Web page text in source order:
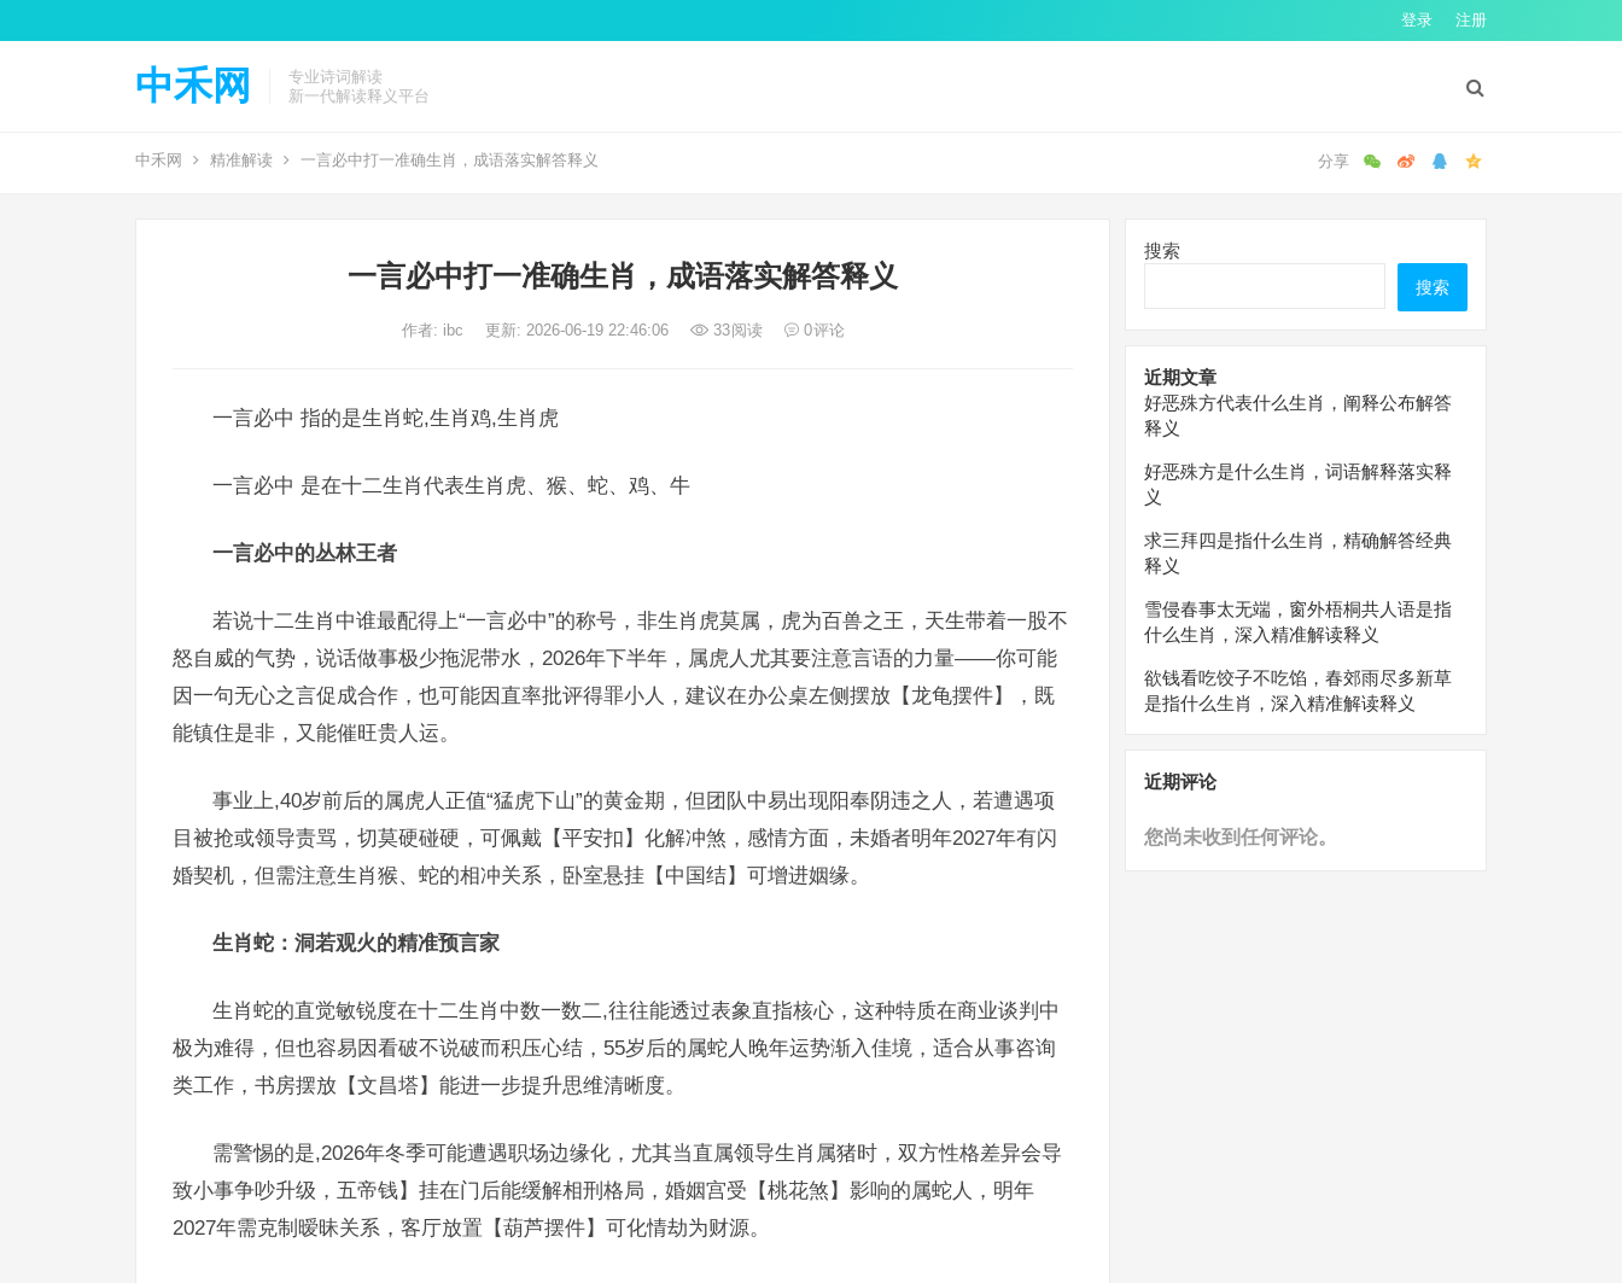
登录 注册
中禾网
专业诗词解读
新一代解读释义平台
中禾网 精准解读 一言必中打一准确生肖，成语落实解答释义
一言必中打一准确生肖，成语落实解答释义
作者: ibc 更新: 2026-06-19 22:46:06 33阅读 0评论
一言必中 指的是生肖蛇,生肖鸡,生肖虎
一言必中 是在十二生肖代表生肖虎、猴、蛇、鸡、牛
一言必中的丛林王者
若说十二生肖中谁最配得上“一言必中”的称号，非生肖虎莫属，虎为百兽之王，天生带着一股不
怒自威的气势，说话做事极少拖泥带水，2026年下半年，属虎人尤其要注意言语的力量——你可能
因一句无心之言促成合作，也可能因直率批评得罪小人，建议在办公桌左侧摆放【龙龟摆件】，既
能镇住是非，又能催旺贵人运。
事业上,40岁前后的属虎人正值“猛虎下山”的黄金期，但团队中易出现阳奉阴违之人，若遭遇项
目被抢或领导责骂，切莫硬碰硬，可佩戴【平安扣】化解冲煞，感情方面，未婚者明年2027年有闪
婚契机，但需注意生肖猴、蛇的相冲关系，卧室悬挂【中国结】可增进姻缘。
生肖蛇：洞若观火的精准预言家
生肖蛇的直觉敏锐度在十二生肖中数一数二,往往能透过表象直指核心，这种特质在商业谈判中
极为难得，但也容易因看破不说破而积压心结，55岁后的属蛇人晚年运势渐入佳境，适合从事咨询
类工作，书房摆放【文昌塔】能进一步提升思维清晰度。
需警惕的是,2026年冬季可能遭遇职场边缘化，尤其当直属领导生肖属猪时，双方性格差异会导
致小事争吵升级，五帝钱】挂在门后能缓解相刑格局，婚姻宫受【桃花煞】影响的属蛇人，明年
2027年需克制暧昧关系，客厅放置【葫芦摆件】可化情劫为财源。
搜索
搜索
近期文章
好恶殊方代表什么生肖，阐释公布解答
释义
好恶殊方是什么生肖，词语解释落实释
义
求三拜四是指什么生肖，精确解答经典
释义
雪侵春事太无端，窗外梧桐共人语是指
什么生肖，深入精准解读释义
欲钱看吃饺子不吃馅，春郊雨尽多新草
是指什么生肖，深入精准解读释义
近期评论
您尚未收到任何评论。